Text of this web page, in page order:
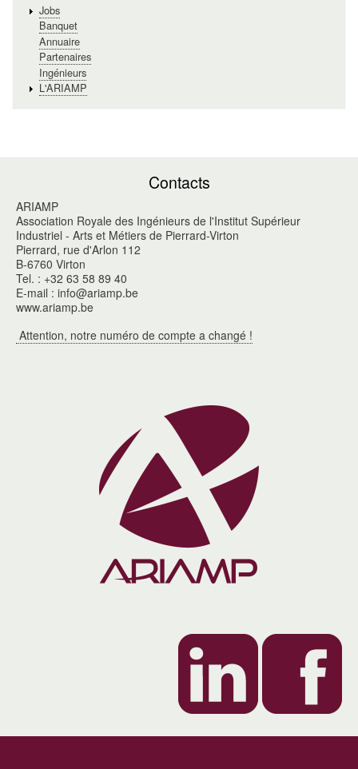
Jobs
Banquet
Annuaire
Partenaires
Ingénieurs
L'ARIAMP
Contacts
ARIAMP
Association Royale des Ingénieurs de l'Institut Supérieur
Industriel - Arts et Métiers de Pierrard-Virton
Pierrard, rue d'Arlon 112
B-6760 Virton
Tel. : +32 63 58 89 40
E-mail : info@ariamp.be
www.ariamp.be
Attention, notre numéro de compte a changé !